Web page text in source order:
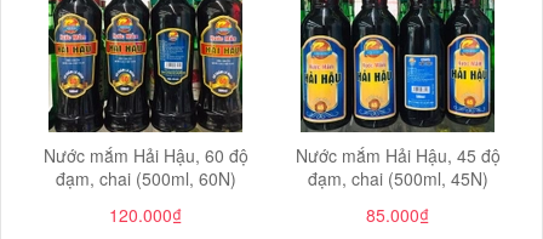
Nước mắm Hải Hậu, 60 độ
đạm, chai (500ml, 60N)
120.000₫
Nước mắm Hải Hậu, 45 độ
đạm, chai (500ml, 45N)
85.000₫